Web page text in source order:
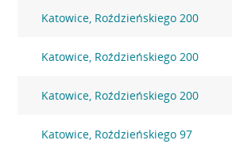
Katowice, Roździeńskiego 200
Katowice, Roździeńskiego 200
Katowice, Roździeńskiego 200
Katowice, Roździeńskiego 97